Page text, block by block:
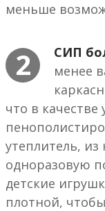
меньше
2 СИП
менее
что в качестве
утеплитель, из
одноразовую
детские
плотной,